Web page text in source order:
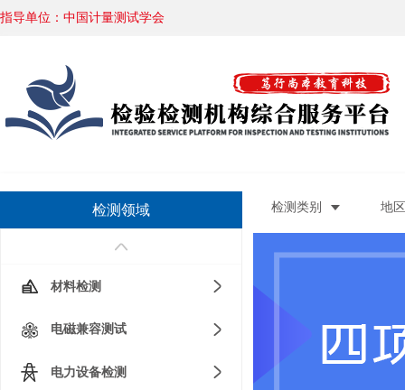
指导单位：中国计量测试学会
，欢迎访问检验检测机构综合服务平台！
检测领域
材料检测
电磁兼容测试
电力设备检测
检测类别 地区